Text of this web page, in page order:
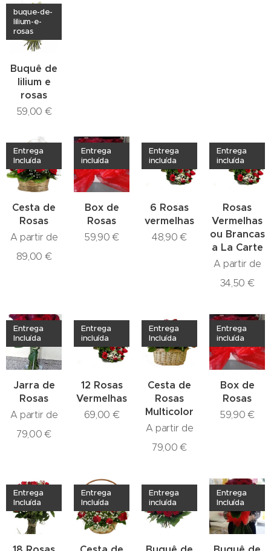
Buquê de
lilium e
rosas
buque-de-
lilium-e-
rosas
59,00 €
Cesta de
Rosas
Entrega
Incluída
A partir de
89,00 €
Box de
Rosas
Entrega
incluída
59,90 €
6 Rosas
vermelhas
Entrega
incluída
48,90 €
Rosas
Vermelhas
ou Brancas
a La Carte
Entrega
incluída
A partir de
34,50 €
Jarra de
Rosas
Entrega
Incluída
A partir de
79,00 €
12 Rosas
Vermelhas
Entrega
incluída
69,00 €
Cesta de
Rosas
Multicolor
Entrega
Incluída
A partir de
79,00 €
Box de
Rosas
Entrega
incluída
59,90 €
Entrega
Incluída
Entrega
Incluída
Entrega
incluída
Entrega
Incluída